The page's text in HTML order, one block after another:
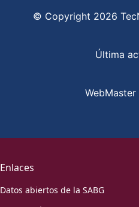
© Copyright 2026
Última
WebMaster
Enlaces
Datos abiertos de la SABG